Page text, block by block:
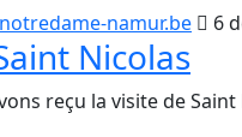
namur.be 6
Nicolas
reçu la visite de